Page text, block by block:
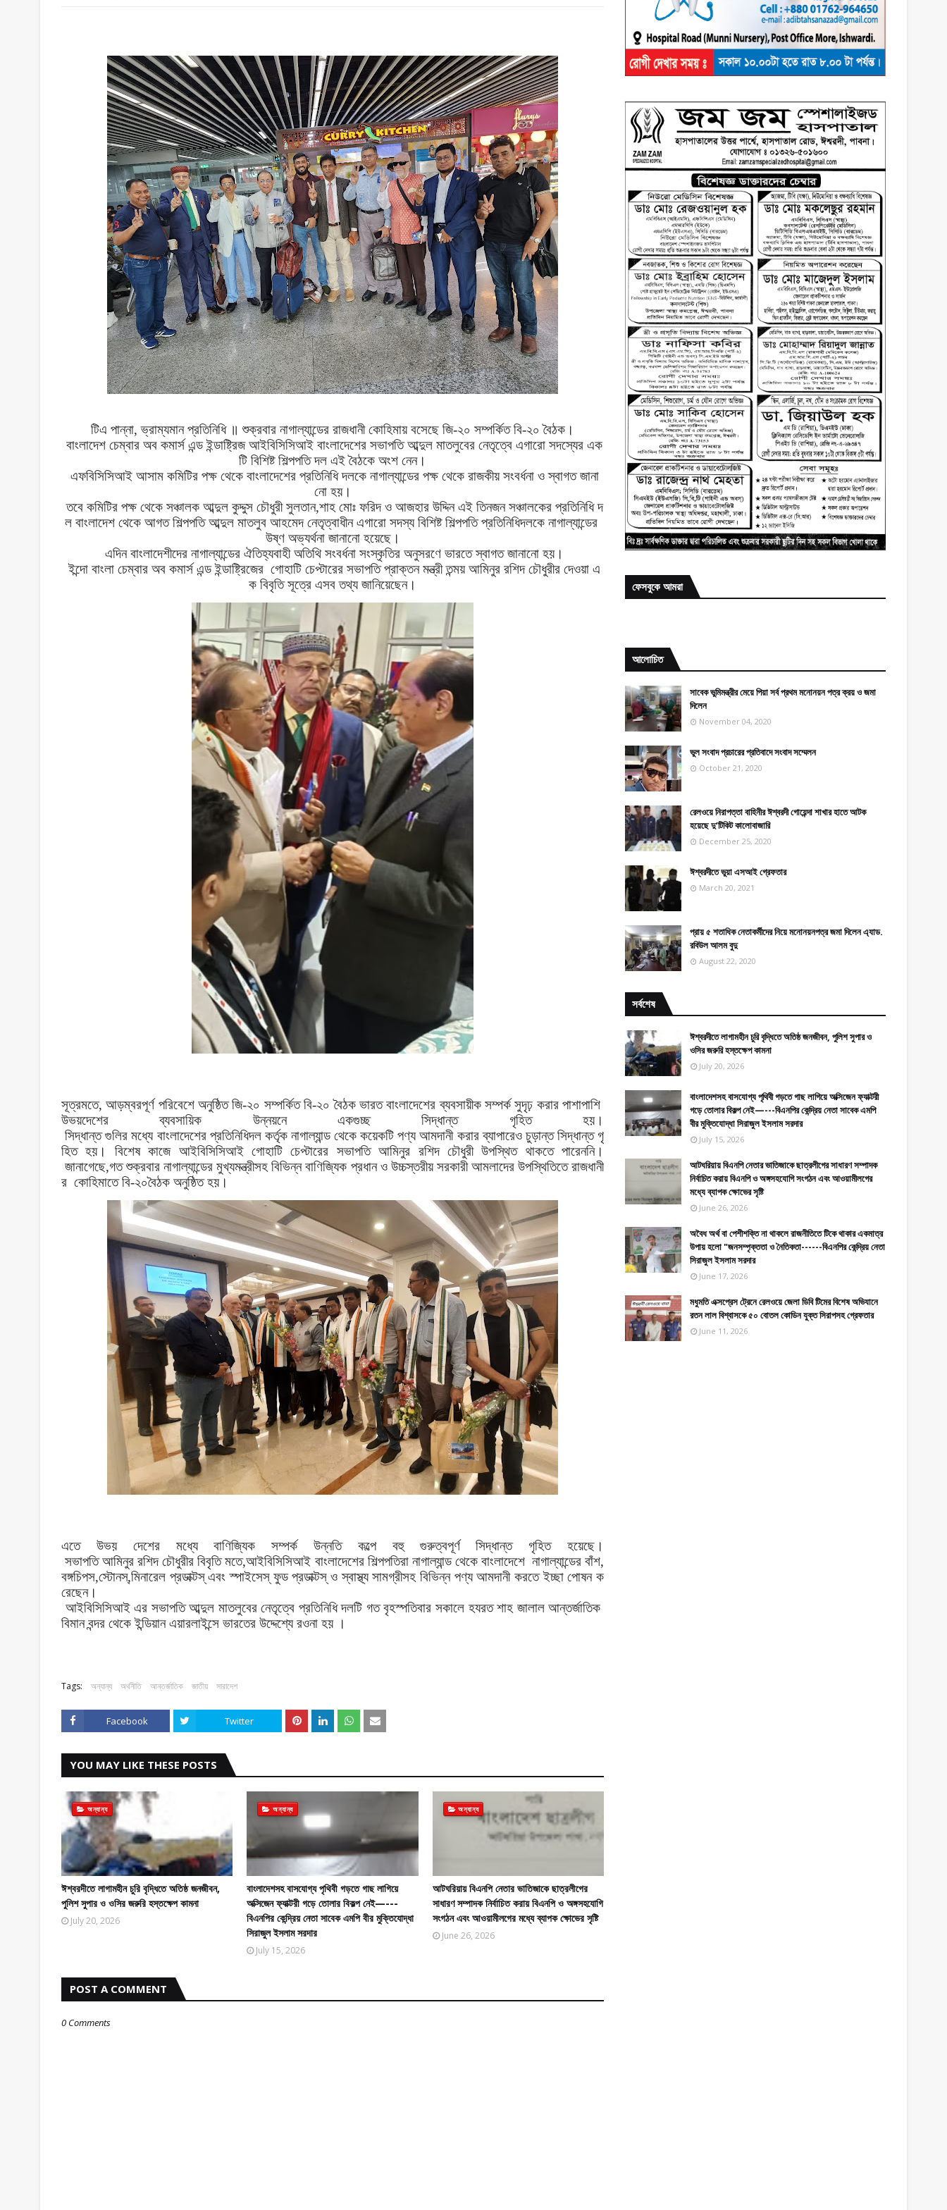
টিএ পান্না,ভ্রাম্যমান প্রতিনিধি ॥ শুক্রবার নাগাল্যান্ডের রাজধানী কোহিমায় বসেছে জি-২০ সম্পর্কিত বি-২০ বৈঠক।
বাংলাদেশ চেম্বার অব কমার্স এন্ড ইন্ডাষ্ট্রিজ আইবিসিসিআই বাংলাদেশের সভাপতি আব্দুল মাতলুবের নেতৃত্বে এগারো সদস্যের এক
টি বিশিষ্ট শিল্পপতি দল এই বৈঠকে অংশ নেন।
এফবিসিসিআই আসাম কমিটির পক্ষ থেকে বাংলাদেশের প্রতিনিধি দলকে নাগাল্যান্ডের পক্ষ থেকে রাজকীয় সংবর্ধনা ও স্বাগত জানা
নো হয়।
তবে কমিটির পক্ষ থেকে সঞ্চালক আব্দুল কুদ্দুস চৌধুরী সুলতান,শাহ মোঃ ফরিদ ও আজহার উদ্দিন এই তিনজন সঞ্চালকের প্রতিনিধি দ
ল বাংলাদেশ থেকে আগত শিল্পপতি আব্দুল মাতলুব আহমেদ নেতৃত্বাধীন এগারো সদস্য বিশিষ্ট শিল্পপতি প্রতিনিধিদলকে নাগাল্যান্ডের
উষ্ণ অভ্যর্থনা জানানো হয়েছে।
এদিন বাংলাদেশীদের নাগাল্যান্ডের ঐতিহ্যবাহী অতিথি সংবর্ধনা সংস্কৃতির অনুসরণে ভারতে স্বাগত জানানো হয়।
ইন্দো বাংলা চেম্বার অব কমার্স এন্ড ইন্ডাষ্ট্রিজের গোহাটি চেপ্টারের সভাপতি প্রাক্তন মন্ত্রী তন্ময় আমিনুর রশিদ চৌধুরীর দেওয়া এ
ক বিবৃতি সূত্রে এসব তথ্য জানিয়েছেন।
সূত্রমতে,আড়ম্বরপূর্ণ পরিবেশে অনুষ্ঠিত জি-২০ সম্পর্কিত বি-২০ বৈঠক ভারত বাংলাদেশের ব্যবসায়ীক সম্পর্ক সুদৃঢ় করার পাশাপাশি
উভয়দেশের
ব্যবসায়িক উন্নয়নে একগুচ্ছ সিদ্ধান্ত গৃহিত
হয়।
সিদ্ধান্ত গুলির মধ্যে বাংলাদেশের প্রতিনিধিদল কর্তৃক নাগাল্যান্ড থেকে কয়েকটি পণ্য আমদানী করার ব্যাপারেও চুড়ান্ত সিদ্ধান্ত গৃ
হিত হয়। বিশেষ কাজে আইবিসিসিআই গোহাটি চেপ্টারের সভাপতি আমিনুর রশিদ চৌধুরী উপস্থিত থাকতে পারেননি।
জানাগেছে,গত শুক্রবার নাগাল্যান্ডের মুখ্যমন্ত্রীসহ বিভিন্ন বাণিজ্যিক প্রধান ও উচ্চস্তরীয় সরকারী আমলাদের উপস্থিতিতে রাজধানী
র কোহিমাতে বি-২০বৈঠক অনুষ্ঠিত হয়।
এতে উভয় দেশের মধ্যে বাণিজ্যিক সম্পর্ক উন্নতি কল্পে বহু গুরুত্বপূর্ণ সিদ্ধান্ত গৃহিত
হয়েছে।
সভাপতি আমিনুর রশিদ চৌধুরীর বিবৃতি মতে,আইবিসিসিআই বাংলাদেশের শিল্পপতিরা নাগাল্যান্ড থেকে বাংলাদেশে নাগাল্যান্ডের বাঁশ,
বঙ্গচিপস,স্টোনস্,মিনারেল প্রডাক্টস্ এবং স্পাইসেস্ ফুড প্রডাক্টস্ ও স্বাস্থ্য সামগ্রীসহ বিভিন্ন পণ্য আমদানী করতে ইচ্ছা পোষন ক
রেছেন।
আইবিসিসিআই এর সভাপতি আব্দুল মাতলুবের নেতৃত্বে প্রতিনিধি দলটি গত বৃহস্পতিবার সকালে হযরত শাহ জালাল আন্তর্জাতিক
বিমান বন্দর থেকে ইন্ডিয়ান এয়ারলাইন্সে ভারতের উদ্দেশ্যে রওনা হয় ।
Tags: অন্যান্য অর্থনীতি আন্তর্জাতিক জাতীয় সারাদেশ
Facebook Twitter
YOU MAY LIKE THESE POSTS
অন্যান্য
ঈশ্বরদীতে লাগামহীন চুরি বৃদ্ধিতে অতিষ্ঠ জনজীবন,
পুলিশ সুপার ও ওসির জরুরি হস্তক্ষেপ কামনা
July 20, 2026
অন্যান্য
বাংলাদেশসহ বাসযোগ্য পৃথিবী গড়তে গাছ লাগিয়ে
অক্সিজেন ফ্যাক্টরী গড়ে তোলার বিকল্প নেই—---
বিএনপির কেন্দ্রিয় নেতা সাবেক এমপি বীর মুক্তিযোদ্ধা
সিরাজুল ইসলাম সরদার
July 15, 2026
অন্যান্য
আটঘরিয়ায় বিএনপি নেতার ভাতিজাকে ছাত্রলীগের
সাধারণ সম্পাদক নির্বাচিত করায় বিএনপি ও অঙ্গসহযোগি
সংগঠন এবং আওয়ামীলগের মধ্যে ব্যাপক ক্ষোভের সৃষ্টি
June 26, 2026
POST A COMMENT
0 Comments
ফেসবুকে আমরা
আলোচিত
সাবেক ভুমিমন্ত্রীর মেয়ে পিয়া সর্ব প্রথম মনোনয়ন পত্র ক্রয় ও জমা
দিলেন
November 04, 2020
ভুল সংবাদ প্রচারের প্রতিবাদে সংবাদ সম্মেলন
October 21, 2020
রেলওয়ে নিরাপত্তা বাহিনীর ঈশ্বরদী গোয়েন্দা শাখার হাতে আটক
হয়েছে দু’টিকিট কালোবাজারি
December 25, 2020
ঈশ্বরদীতে ভুয়া এসআই গ্রেফতার
March 20, 2021
প্রায় ৫ শতাধিক নেতাকর্মীদের নিয়ে মনোনয়নপত্র জমা দিলেন এ্যাড.
রবিউল আলম বুদু
August 22, 2020
সর্বশেষ
ঈশ্বরদীতে লাগামহীন চুরি বৃদ্ধিতে অতিষ্ঠ জনজীবন, পুলিশ সুপার ও
ওসির জরুরি হস্তক্ষেপ কামনা
July 20, 2026
বাংলাদেশসহ বাসযোগ্য পৃথিবী গড়তে গাছ লাগিয়ে অক্সিজেন ফ্যাক্টরী
গড়ে তোলার বিকল্প নেই—---বিএনপির কেন্দ্রিয় নেতা সাবেক এমপি
বীর মুক্তিযোদ্ধা সিরাজুল ইসলাম সরদার
July 15, 2026
আটঘরিয়ায় বিএনপি নেতার ভাতিজাকে ছাত্রলীগের সাধারণ সম্পাদক
নির্বাচিত করায় বিএনপি ও অঙ্গসহযোগি সংগঠন এবং আওয়ামীলগের
মধ্যে ব্যাপক ক্ষোভের সৃষ্টি
June 26, 2026
​​অবৈধ অর্থ বা পেশীশক্তি না থাকলে রাজনীতিতে টিকে থাকার একমাত্র
উপায় হলো "জনসম্পৃক্ততা ও নৈতিকতা------বিএনপির কেন্দ্রিয় নেতা
সিরাজুল ইসলাম সরদার
June 17, 2026
মধুমতি এক্সপ্রেস ট্রেনে রেলওয়ে জেলা ডিবি টিমের বিশেষ অভিযানে
রতন লাল বিশ্বাসকে ৫০ বোতল কোডিন যুক্ত সিরাপসহ গ্রেফতার
June 11, 2026